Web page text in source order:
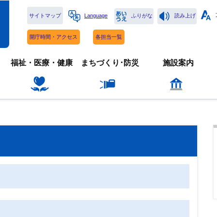
サイトマップ Language ふりがな 読み上げ
開庁時間・アクセス 各担当一覧
福祉・医療・健康 まちづくり･防災 施設案内